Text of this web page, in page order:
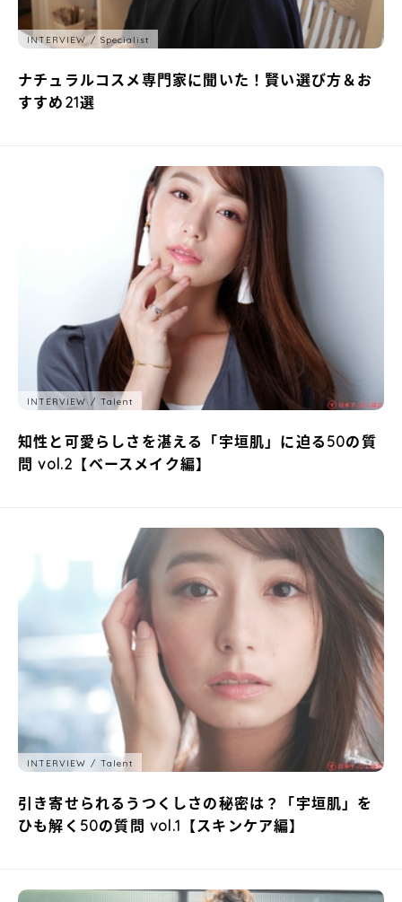
INTERVIEW Specialist
ナチュラルコスメ専門家に聞いた！賢い選び方＆お
すすめ21選
INTERVIEW Talent
知性と可愛らしさを湛える「宇垣肌」に迫る50の質
問 vol.2【ベースメイク編】
INTERVIEW Talent
引き寄せられるうつくしさの秘密は？「宇垣肌」を
ひも解く50の質問 vol.1【スキンケア編】